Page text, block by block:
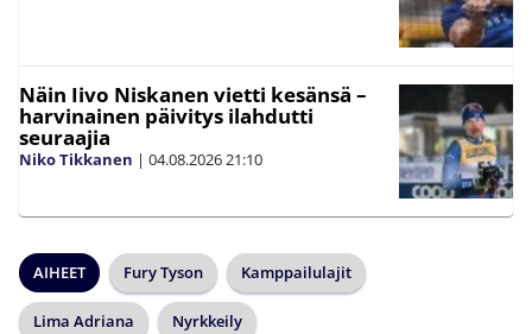
Näin Iivo Niskanen vietti kesänsä –
harvinainen päivitys ilahdutti
seuraajia
Niko Tikkanen | 04.08.202621:10
AIHEET Fury Tyson Kamppailulajit
Lima Adriana Nyrkkeily